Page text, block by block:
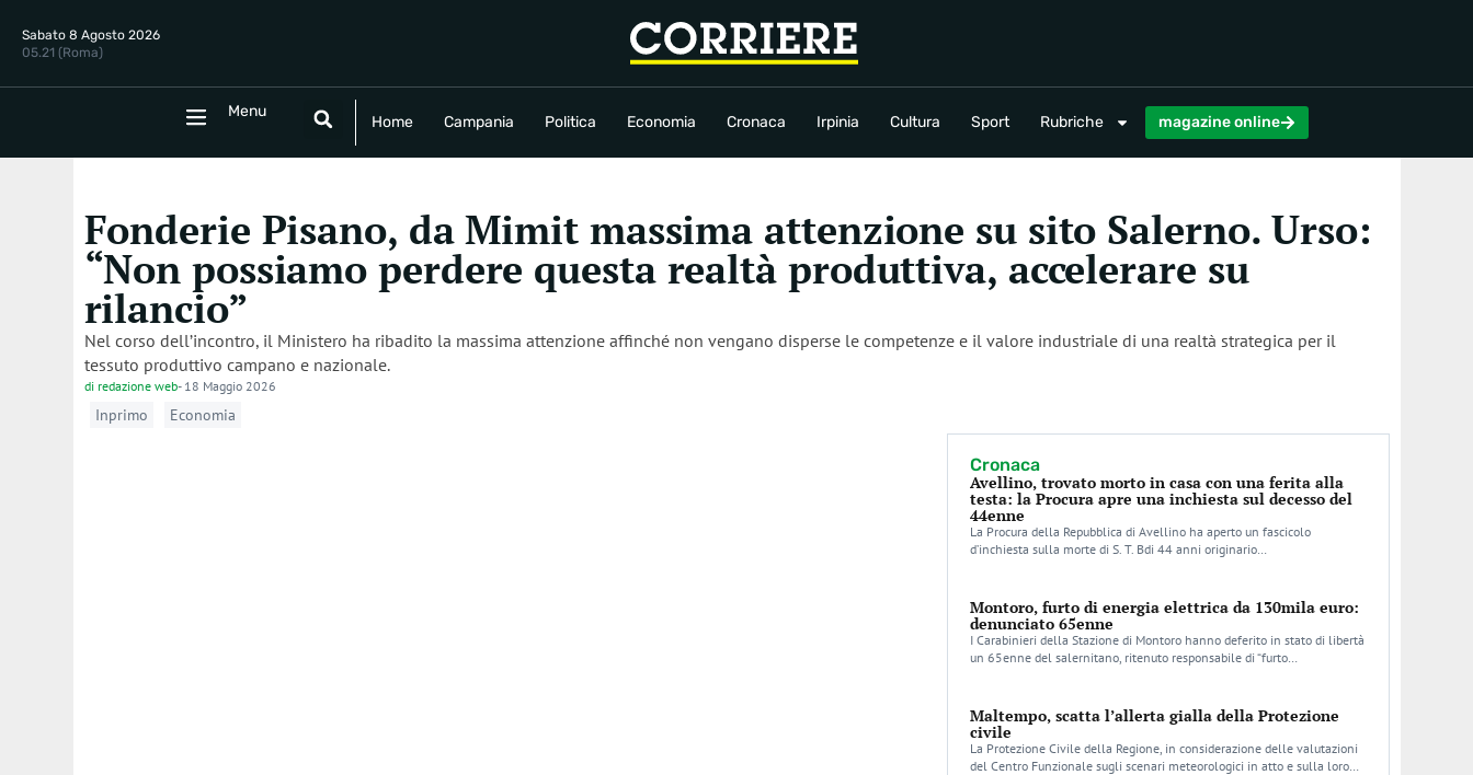
Sabato 8 Agosto 2026
05.21 (Roma)
Menu
Home Campania Politica Economia Cronaca Irpinia Cultura Sport Rubriche magazine online
Home Campania Politica Economia Cronaca Irpinia Sport Rubriche
Fonderie Pisano, da Mimit massima attenzione su sito Salerno. Urso:
“Non possiamo perdere questa realtà produttiva, accelerare su
rilancio”
Nel corso dell’incontro, il Ministero ha ribadito la massima attenzione affinché non vengano disperse le competenze e il valore industriale di una realtà strategica per il
tessuto produttivo campano e nazionale.
di redazione web- 18 Maggio 2026
Inprimo Economia
Cronaca
Avellino, trovato morto in casa con una ferita alla
testa: la Procura apre una inchiesta sul decesso del
44enne
La Procura della Repubblica di Avellino ha aperto un fascicolo
d’inchiesta sulla morte di S. T. Bdi 44 anni originario…
Montoro, furto di energia elettrica da 130mila euro:
denunciato 65enne
I Carabinieri della Stazione di Montoro hanno deferito in stato di libertà
un 65enne del salernitano, ritenuto responsabile di “furto…
Maltempo, scatta l’allerta gialla della Protezione
civile
La Protezione Civile della Regione, in considerazione delle valutazioni
del Centro Funzionale sugli scenari meteorologici in atto e sulla loro…